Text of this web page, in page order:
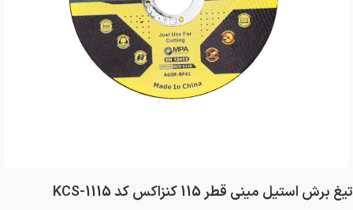
تیغ برش استیل مینی قطر 115 کنزاکس کد KCS-1115